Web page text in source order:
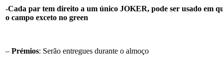
-Cada par tem direito a um único JOKER, pode ser usado em
o campo exceto no green
– Prémios: Serão entregues durante o almoço